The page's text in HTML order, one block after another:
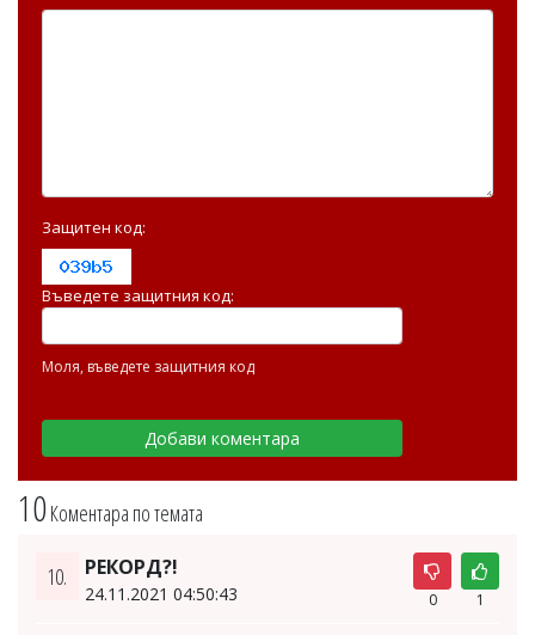
10Коментара по темата
10. РЕКОРД?!
24.11.2021 04:50:43 0 1
Защитен код:
Въведете защитния код:
Моля, въведете защитния код